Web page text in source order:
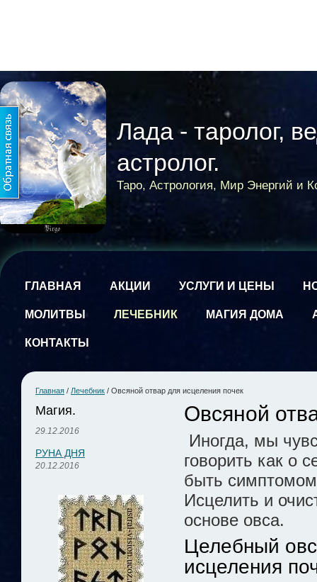
Лада - таролог,
астролог.
Таро, Астрология, Мир Энергий и
ГЛАВНАЯ АКЦИИ УСЛУГИ И ЦЕНЫ
МОЛИТВЫ ЛЕЧЕБНИК МАГИЯ ДОМА
КОНТАКТЫ
Главная / Лечебник / Овсяной отвар для исцеления почек
Магия.
29.12.2016
РУНА ДНЯ
20.12.2016
Овсяной
Иногда, мы
говорить как о
быть
Исцелить и
основе овса.
Целебный
исцеления